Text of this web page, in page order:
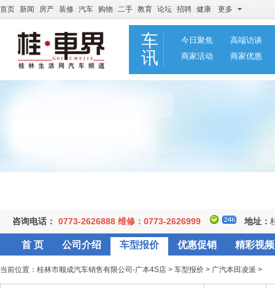
首页 新闻 房产 装修 汽车 购物 二手 教育 论坛 招聘 健康 更多
车
讯
今日聚焦
高端访谈
商家活动
商家优惠
咨询电话： 0773-2626888 维修：0773-2626999 地址：
首 页 公司介绍 车型报价 优惠促销 精彩视频
当前位置： 桂林市顺成汽车销售有限公司-广本4S店 > 车型报价 > 广汽本田凌派 >